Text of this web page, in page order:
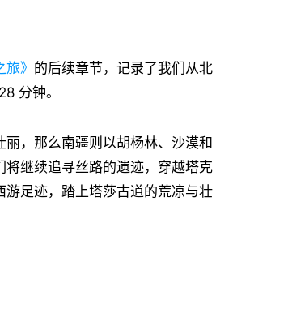
》 的后续章节，记录了我们从北
分钟。
，那么南疆则以胡杨林、沙漠和
继续追寻丝路的遗迹，穿越塔克
足迹，踏上塔莎古道的荒凉与壮